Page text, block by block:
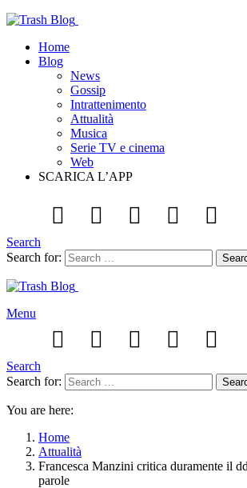
Home
Blog
News
Gossip
Intrattenimento
Attualità
Musica
Serie TV e cinema
Web
SCARICA L’APP
Search
Search for:
Menu
Search
Search for:
You are here:
Home
Attualità
Francesca Manzini critica duramente il
parole